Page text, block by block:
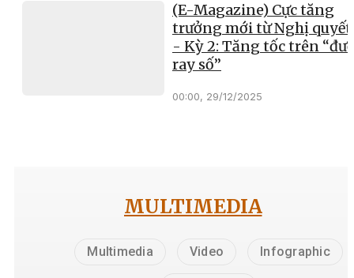
(E-Magazine) Cực tăng
trưởng mới từ Nghị quyết
- Kỳ 2: Tăng tốc trên
ray số”
00:00, 29/12/2025
MULTIMEDIA
Multimedia Video Infographic